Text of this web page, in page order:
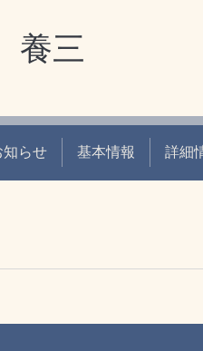
養三
知らせ 基本情報 詳細